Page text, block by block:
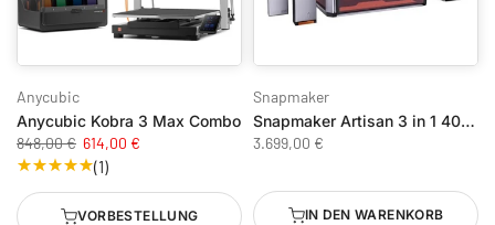
Anycubic
Anycubic Kobra 3 Max Combo
848,00 € 614,00 €
(1)
VORBESTELLUNG
Snapmaker
Snapmaker Artisan 3 in 1 40W Premium Bundle
3.699,00 €
IN DEN WARENKORB